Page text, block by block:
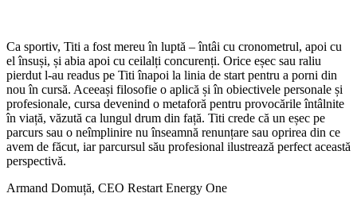
Ca sportiv, Titi a fost mereu în luptă – întâi cu cronometrul, apoi cu
el însuși, și abia apoi cu ceilalți concurenți. Orice eșec sau raliu
pierdut l-au readus pe Titi înapoi la linia de start pentru a porni din
nou în cursă. Aceeași filosofie o aplică și în obiectivele personale și
profesionale, cursa devenind o metaforă pentru provocările întâlnite
în viață, văzută ca lungul drum din față. Titi crede că un eșec pe
parcurs sau o neîmplinire nu înseamnă renunțare sau oprirea din ce
avem de făcut, iar parcursul său profesional ilustrează perfect această
perspectivă.
Armand Domuță, CEO Restart Energy One